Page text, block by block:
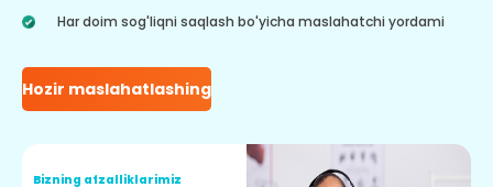
Har doim sog'liqni saqlash bo'yicha maslahatchi yordami
Hozir maslahatlashing
Bizning afzalliklarimiz